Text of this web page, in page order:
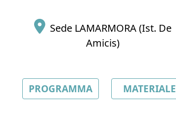
Sede LAMARMORA (Ist. De
Amicis)
PROGRAMMA MATERIALE